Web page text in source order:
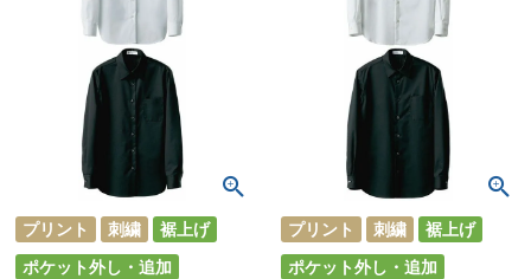
プリント 刺繍
裾上げ
ポケット外し・追加
プリント 刺繍
裾上げ
ポケット外し・追加